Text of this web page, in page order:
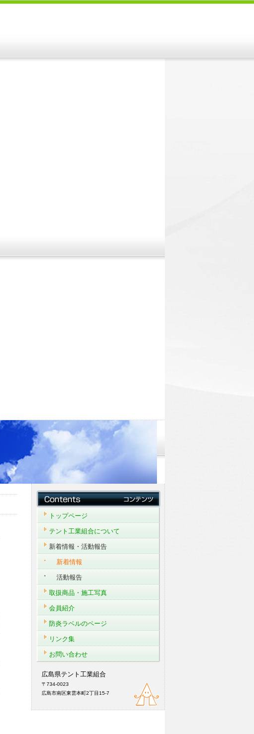
トップページ
テント工業組合について
新着情報・活動報告
新着情報
活動報告
取扱商品・施工写真
会員紹介
防炎ラベルのページ
リンク集
お問い合わせ
広島県テント工業組合
〒734-0023
広島市南区東雲本町2丁目15-7